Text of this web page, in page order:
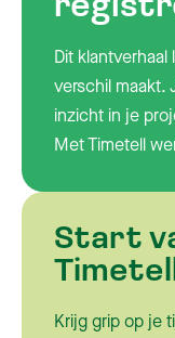
Dit
verschil maakt.
inzicht in je
Met Timetell
Start
Krijg grip op je